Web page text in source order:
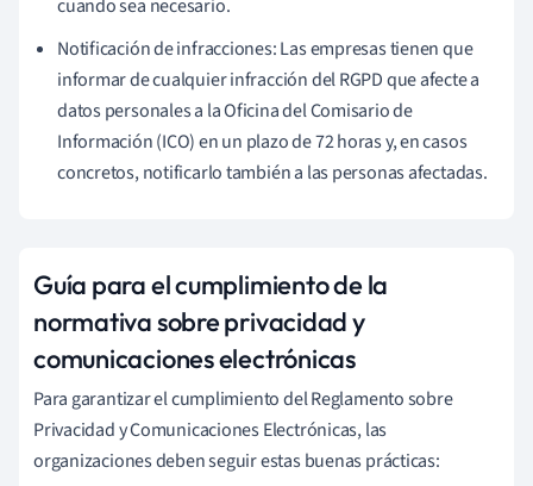
cuando sea necesario.
Notificación de infracciones: Las empresas tienen que
informar de cualquier infracción del RGPD que afecte a
datos personales a la Oficina del Comisario de
Información (ICO) en un plazo de 72 horas y, en casos
concretos, notificarlo también a las personas afectadas.
Guía para el cumplimiento de la
normativa sobre privacidad y
comunicaciones electrónicas
Para garantizar el cumplimiento del Reglamento sobre
Privacidad y Comunicaciones Electrónicas, las
organizaciones deben seguir estas buenas prácticas: